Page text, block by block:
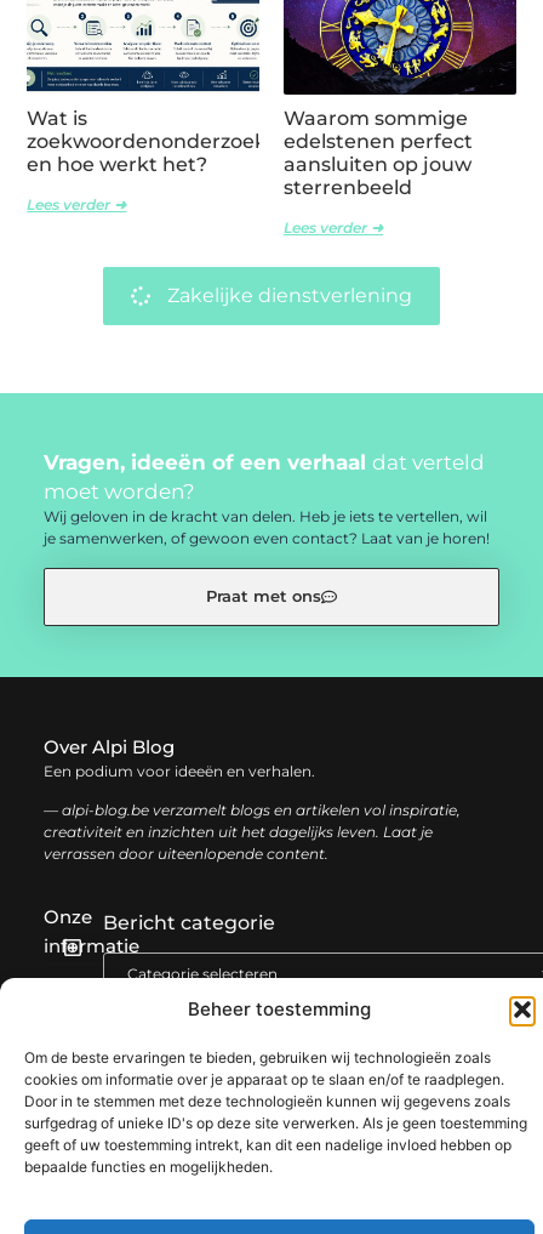
Beheer toestemming
Om de beste ervaringen te bieden, gebruiken wij technologieën zoals
cookies om informatie over je apparaat op te slaan en/of te raadplegen.
Door in te stemmen met deze technologieën kunnen wij gegevens zoals
surfgedrag of unieke ID's op deze site verwerken. Als je geen toestemming
geeft of uw toestemming intrekt, kan dit een nadelige invloed hebben op
bepaalde functies en mogelijkheden.
Wat is
zoekwoordenonderzoek
en hoe werkt het?
Lees verder ➜
Waarom sommige
edelstenen perfect
aansluiten op jouw
sterrenbeeld
Lees verder ➜
Zakelijke dienstverlening
Vragen, ideeën of een verhaal dat verteld
moet worden?
Wij geloven in de kracht van delen. Heb je iets te vertellen, wil
je samenwerken, of gewoon even contact? Laat van je horen!
Praat met ons
Over Alpi Blog
Een podium voor ideeën en verhalen.
— alpi-blog.be verzamelt blogs en artikelen vol inspiratie,
creativiteit en inzichten uit het dagelijks leven. Laat je
verrassen door uiteenlopende content.
Onze
informatie
Bericht categorie
@2025 www.alpi-blog.be. All Right Reserved.​